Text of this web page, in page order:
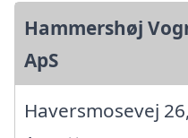
Hammershøj
ApS
Haversmosevej